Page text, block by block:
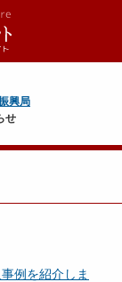
興局
せ
例を紹介しま